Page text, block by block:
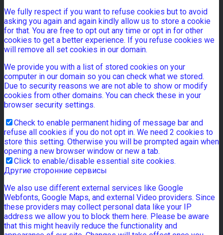
We fully respect if you want to refuse cookies but to avoid
asking you again and again kindly allow us to store a cookie
for that. You are free to opt out any time or opt in for other
cookies to get a better experience. If you refuse cookies we
will remove all set cookies in our domain.
We provide you with a list of stored cookies on your
computer in our domain so you can check what we stored.
Due to security reasons we are not able to show or modify
cookies from other domains. You can check these in your
browser security settings.
Check to enable permanent hiding of message bar and
refuse all cookies if you do not opt in. We need 2 cookies to
store this setting. Otherwise you will be prompted again when
opening a new browser window or new a tab.
Click to enable/disable essential site cookies.
Другие сторонние сервисы
We also use different external services like Google
Webfonts, Google Maps, and external Video providers. Since
these providers may collect personal data like your IP
address we allow you to block them here. Please be aware
that this might heavily reduce the functionality and